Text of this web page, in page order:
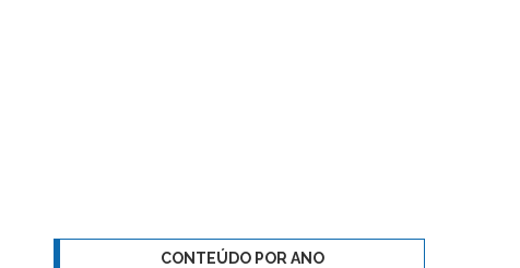
CONTEÚDO POR ANO